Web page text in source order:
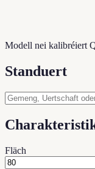
Modell nei kalibréiert
Standuert
Fläch